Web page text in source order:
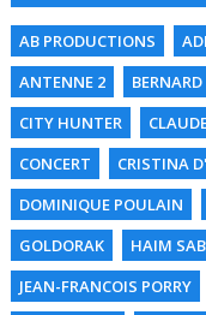
AB PRODUCTIONS
ANTENNE 2
CITY HUNTER
CONCERT
CRISTINA
DOMINIQUE POULAIN
GOLDORAK
HAIM
JEAN-FRANCOIS PORRY